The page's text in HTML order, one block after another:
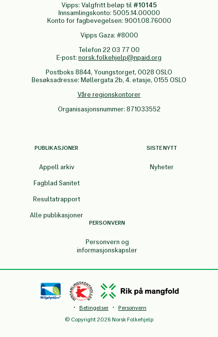
Vipps: Valgfritt beløp til #10145
Innsamlingskonto: 5005.14.00000
Konto for fagbevegelsen: 9001.08.76000
Vipps Gaza: #8000
Telefon 22 03 77 00
E-post: norsk.folkehjelp@npaid.org
Postboks 8844, Youngstorget, 0028 OSLO
Besøksadresse: Møllergata 2b, 4. etasje, 0155 OSLO
Våre regionskontorer
Organisasjonsnummer: 871033552
PUBLIKASJONER
Appell arkiv
Fagblad Sanitet
Resultatrapport
Alle publikasjoner
SISTE NYTT
Nyheter
PERSONVERN
Personvern og
informasjonskapsler
© Copyright 2026 Norsk Folkehjelp
· Betingelser · Personvern